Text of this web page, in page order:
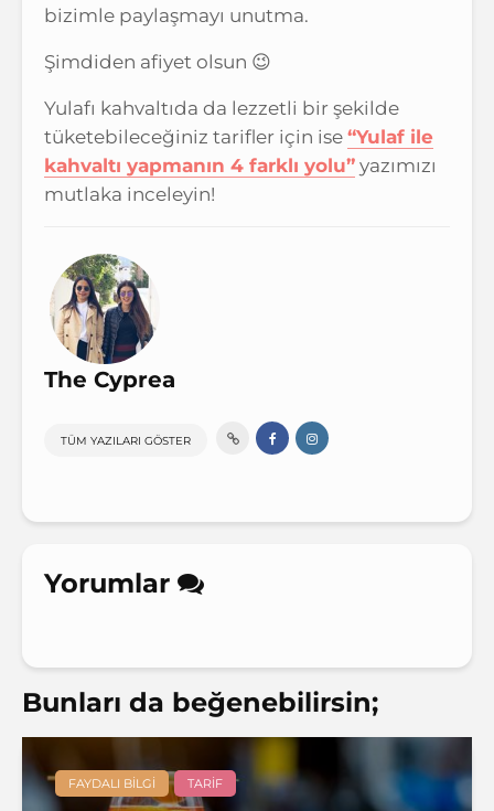
bizimle paylaşmayı unutma.
Şimdiden afiyet olsun 😉
Yulafı kahvaltıda da lezzetli bir şekilde
tüketebileceğiniz tarifler için ise “Yulaf ile
kahvaltı yapmanın 4 farklı yolu” yazımızı
mutlaka inceleyin!
The Cyprea
TÜM YAZILARI GÖSTER
Yorumlar
Bunları da beğenebilirsin;
FAYDALI BILGI TARIF